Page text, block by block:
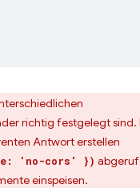
richtig festgelegt sind.
Antwort erstellen
'no-cors' })
einspeisen.